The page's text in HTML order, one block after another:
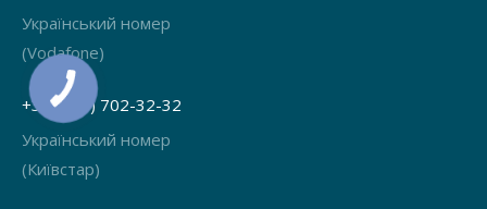
Український номер
(Vodafone)
+38 (068) 702-32-32
Український номер
(Київстар)